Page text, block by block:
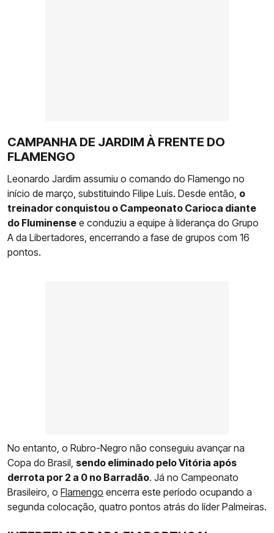
CAMPANHA DE JARDIM À FRENTE DO
FLAMENGO
Leonardo Jardim assumiu o comando do Flamengo no
início de março, substituindo Filipe Luís. Desde então, o
treinador conquistou o Campeonato Carioca diante
do Fluminense e conduziu a equipe à liderança do Grupo
A da Libertadores, encerrando a fase de grupos com 16
pontos.
No entanto, o Rubro-Negro não conseguiu avançar na
Copa do Brasil, sendo eliminado pelo Vitória após
derrota por 2 a 0 no Barradão. Já no Campeonato
Brasileiro, o Flamengo encerra este período ocupando a
segunda colocação, quatro pontos atrás do líder Palmeiras.